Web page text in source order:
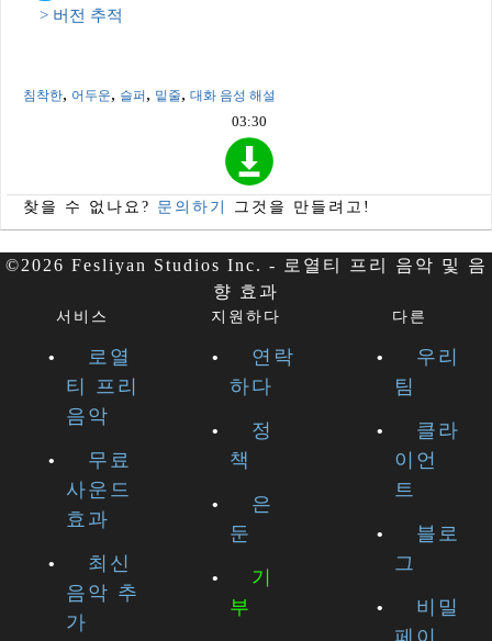
> 버전 추적
침착한, 어두운, 슬퍼 , 밑줄, 대화 음성 해설
03:30
찾을 수 없나요? 문의하기 그것을 만들려고!
©2026 Fesliyan Studios Inc. - 로열티 프리 음악 및 음
향 효과
서비스
로열
티 프리
음악
무료
사운드
효과
최신
음악 추
가
지원하다
연락
하다
정
책
은
둔
기
부
다른
우리
팀
클라
이언
트
블로
그
비밀